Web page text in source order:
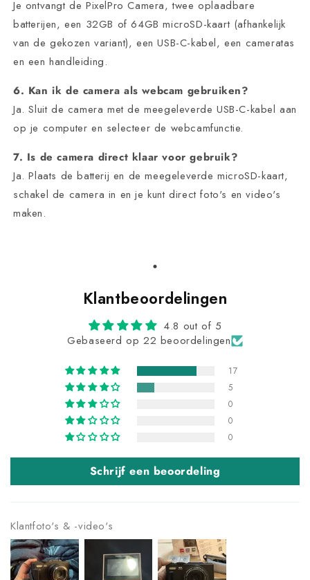
Je ontvangt de PixelPro Camera, twee oplaadbare
batterijen, een 32GB of 64GB microSD-kaart (afhankelijk
van de gekozen variant), een USB-C-kabel, een cameratas
en een handleiding.
6. Kan ik de camera als webcam gebruiken?
Ja. Sluit de camera met de meegeleverde USB-C-kabel aan
op je computer en selecteer de webcamfunctie.
7. Is de camera direct klaar voor gebruik?
Ja. Plaats de batterij en de meegeleverde microSD-kaart,
schakel de camera in en je kunt direct foto's en video's
maken.
Klantbeoordelingen
4.8 out of 5
Gebaseerd op 22 beoordelingen
17
5
0
0
0
Schrijf een beoordeling
Klantfoto's & -video's